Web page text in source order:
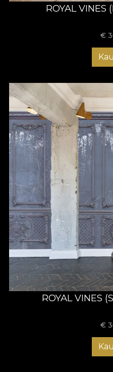
ROYAL VINES
€
ROYAL VINES
€